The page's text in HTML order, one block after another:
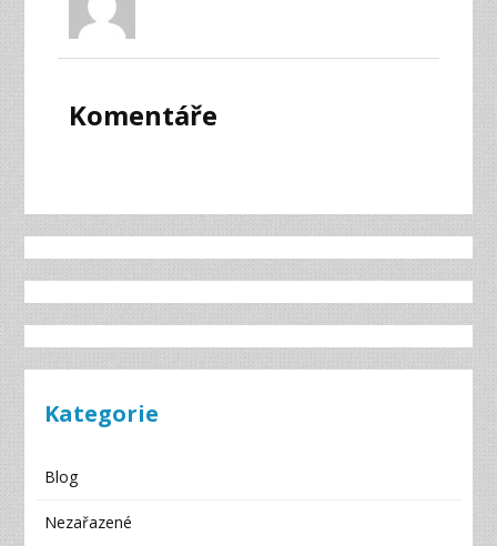
Komentáře
Kategorie
Blog
Nezařazené